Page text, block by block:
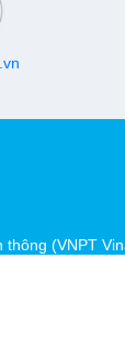
(VNPT